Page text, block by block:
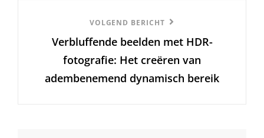
Bericht
VOLGEND BERICHT
Verbluffende beelden met HDR-
fotografie: Het creëren van
adembenemend dynamisch bereik